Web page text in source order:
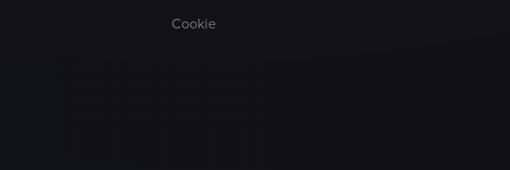
Cookie